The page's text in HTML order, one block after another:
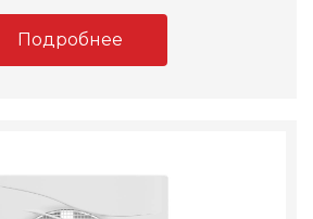
Подробнее